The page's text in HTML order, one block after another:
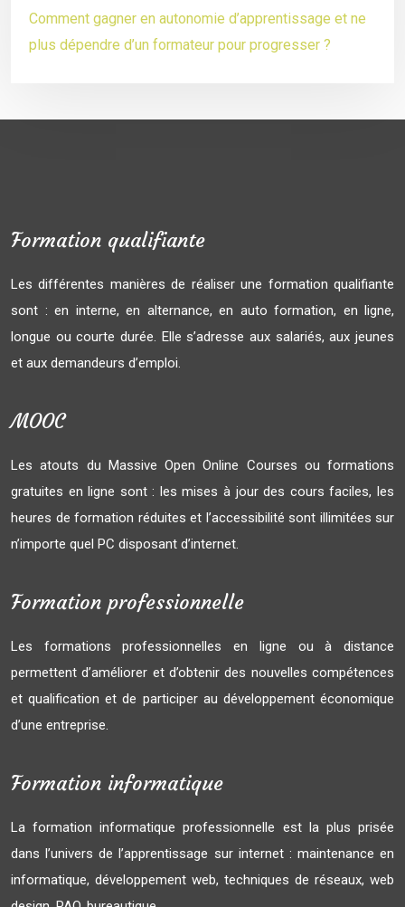
Comment gagner en autonomie d’apprentissage et ne
plus dépendre d’un formateur pour progresser ?
Formation qualifiante
Les différentes manières de réaliser une formation qualifiante
sont : en interne, en alternance, en auto formation, en ligne,
longue ou courte durée. Elle s’adresse aux salariés, aux jeunes
et aux demandeurs d’emploi.
MOOC
Les atouts du Massive Open Online Courses ou formations
gratuites en ligne sont : les mises à jour des cours faciles, les
heures de formation réduites et l’accessibilité sont illimitées sur
n’importe quel PC disposant d’internet.
Formation professionnelle
Les formations professionnelles en ligne ou à distance
permettent d’améliorer et d’obtenir des nouvelles compétences
et qualification et de participer au développement économique
d’une entreprise.
Formation informatique
La formation informatique professionnelle est la plus prisée
dans l’univers de l’apprentissage sur internet : maintenance en
informatique, développement web, techniques de réseaux, web